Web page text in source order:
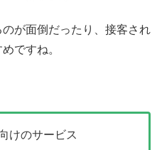
が面倒だったり、接客され
ですね。
けのサービス